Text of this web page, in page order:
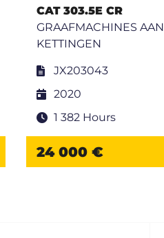
CAT 303.5E CR
GRAAFMACHINES AAN
KETTINGEN
JX203043
2020
1 382 Hours
24 000 €